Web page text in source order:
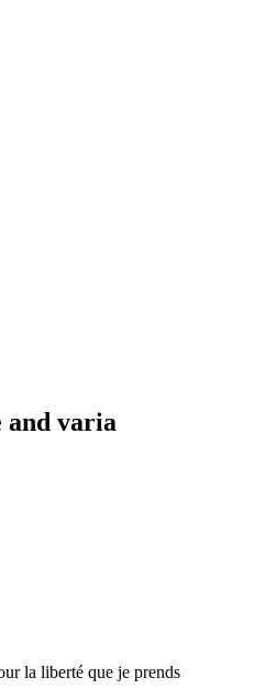
and varia
la liberté que je prends